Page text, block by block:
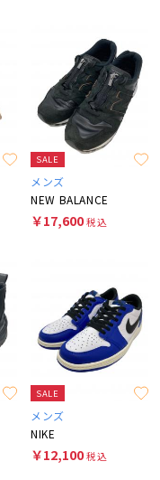
SALE
メンズ
NEW BALANCE
￥17,600税込
SALE
メンズ
NIKE
￥12,100税込